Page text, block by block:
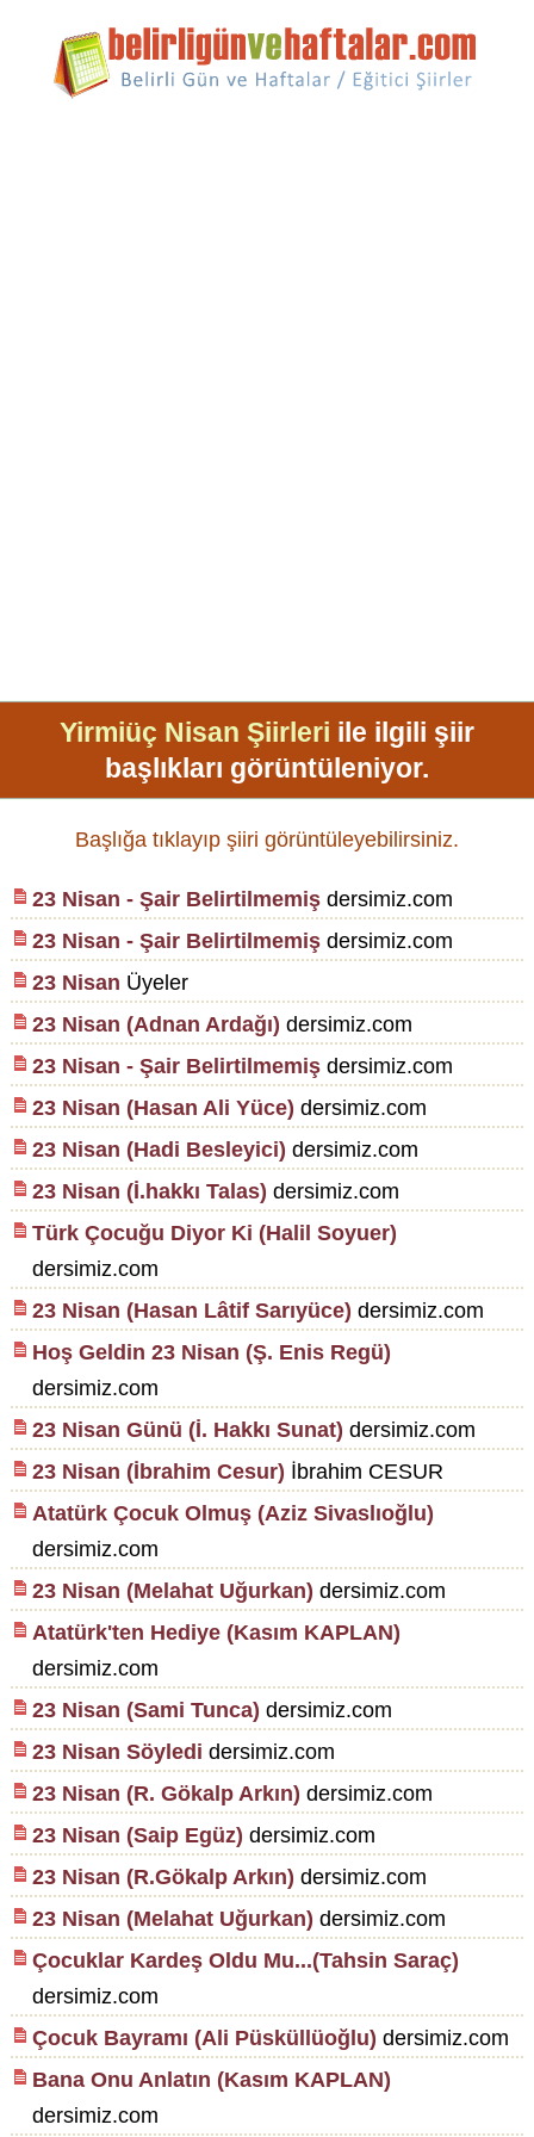
Yirmiüç Nisan Şiirleri ile ilgili şiir
başlıkları görüntüleniyor.
Başlığa tıklayıp şiiri görüntüleyebilirsiniz.
23 Nisan - Şair Belirtilmemişdersimiz.com
23 Nisan - Şair Belirtilmemişdersimiz.com
23 Nisan Üyeler
23 Nisan (Adnan Ardağı) dersimiz.com
23 Nisan - Şair Belirtilmemişdersimiz.com
23 Nisan (Hasan Ali Yüce) dersimiz.com
23 Nisan (Hadi Besleyici) dersimiz.com
23 Nisan (İ.hakkı Talas) dersimiz.com
Türk Çocuğu Diyor Ki (Halil Soyuer)
dersimiz.com
23 Nisan (Hasan Lâtif Sarıyüce) dersimiz.com
Hoş Geldin 23 Nisan (Ş. Enis Regü)
dersimiz.com
23 Nisan Günü (İ. Hakkı Sunat) dersimiz.com
23 Nisan (İbrahim Cesur) İbrahim CESUR
Atatürk Çocuk Olmuş (Aziz Sivaslıoğlu)
dersimiz.com
23 Nisan (Melahat Uğurkan) dersimiz.com
Atatürk'ten Hediye (Kasım KAPLAN)
dersimiz.com
23 Nisan (Sami Tunca) dersimiz.com
23 Nisan Söyledi dersimiz.com
23 Nisan (R. Gökalp Arkın) dersimiz.com
23 Nisan (Saip Egüz) dersimiz.com
23 Nisan (R.Gökalp Arkın) dersimiz.com
23 Nisan (Melahat Uğurkan) dersimiz.com
Çocuklar Kardeş Oldu Mu...(Tahsin Saraç)
dersimiz.com
Çocuk Bayramı (Ali Püsküllüoğlu) dersimiz.com
Bana Onu Anlatın (Kasım KAPLAN)
dersimiz.com